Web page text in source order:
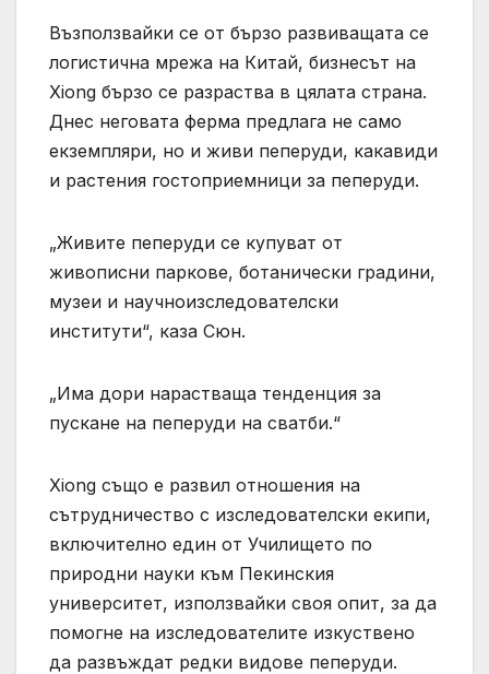
Възползвайки се от бързо развиващата се
логистична мрежа на Китай, бизнесът на
Xiong бързо се разраства в цялата страна.
Днес неговата ферма предлага не само
екземпляри, но и живи пеперуди, какавиди
и растения гостоприемници за пеперуди.
„Живите пеперуди се купуват от
живописни паркове, ботанически градини,
музеи и научноизследователски
институти“, каза Сюн.
„Има дори нарастваща тенденция за
пускане на пеперуди на сватби.“
Xiong също е развил отношения на
сътрудничество с изследователски екипи,
включително един от Училището по
природни науки към Пекинския
университет, използвайки своя опит, за да
помогне на изследователите изкуствено
да развъждат редки видове пеперуди.